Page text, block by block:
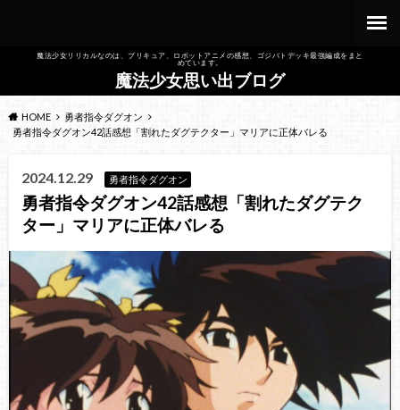
魔法少女リリカルなのは、プリキュア、ロボットアニメの感想、ゴジバトデッキ最強編成をまと
めています。
魔法少女思い出ブログ
HOME
勇者指令ダグオン
勇者指令ダグオン42話感想「割れたダグテクター」マリアに正体バレる
2024.12.29 勇者指令ダグオン
勇者指令ダグオン42話感想「割れたダグテク
ター」マリアに正体バレる